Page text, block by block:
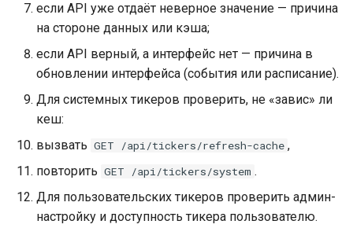
если API уже отдаёт неверное значение — причина
на стороне данных или кэша;
если API верный, а интерфейс нет — причина в
обновлении интерфейса (события или расписание).
Для системных тикеров проверить, не «завис» ли
кеш:
вызвать GET /api/tickers/refresh-cache ,
повторить GET /api/tickers/system .
Для пользовательских тикеров проверить админ-
настройку и доступность тикера пользователю.